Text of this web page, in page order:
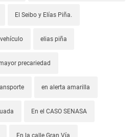
El Seibo y Elías Piña.
vehículo elias piña
precariedad
en alerta amarilla
En el CASO SENASA
En la calle Gran Vía